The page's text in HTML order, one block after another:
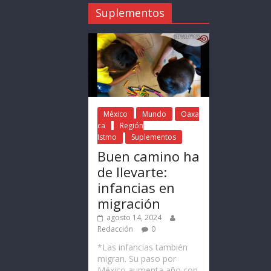
Suplementos
México Mundo
Oaxa
ca
Región
Istmo
Suplementos
Buen camino ha
de llevarte:
infancias en
migración
agosto 14, 2024
Redacción
0
*Las infancias también
migran. Su paso por